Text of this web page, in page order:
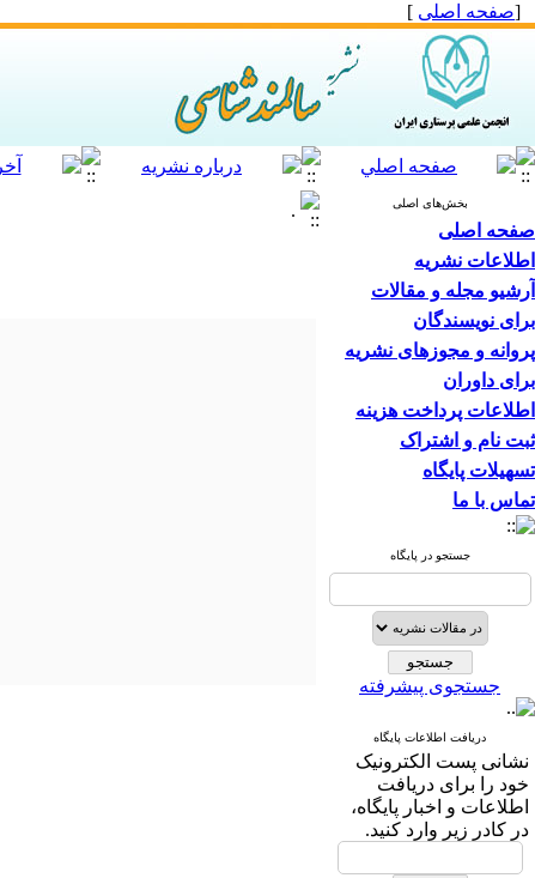
[صفحه اصلی ]
بخش‌های اصلی
صفحه اصلی
اطلاعات نشریه
آرشیو مجله و مقالات
برای نویسندگان
پروانه و مجوزهای نشریه
برای داوران
اطلاعات پرداخت هزینه
ثبت نام و اشتراک
تسهیلات پایگاه
تماس با ما
جستجو در پایگاه
جستجوی پیشرفته
دریافت اطلاعات پایگاه
نشانی پست الکترونیک
خود را برای دریافت
اطلاعات و اخبار پایگاه،
در کادر زیر وارد کنید.
.